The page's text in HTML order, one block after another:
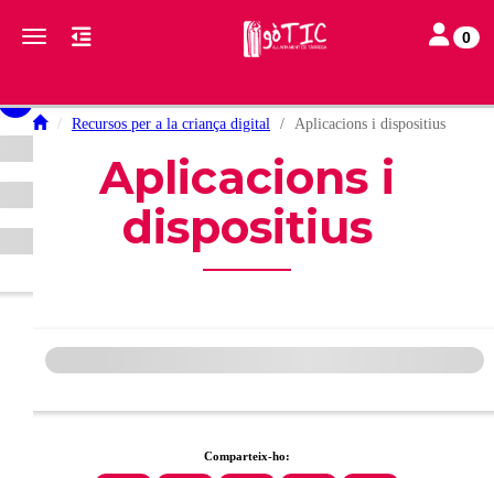
Toggle navigation Toggle
0
Recursos per a la criança digital Aplicacions i dispositius
Aplicacions i
dispositius
Comparteix-ho: